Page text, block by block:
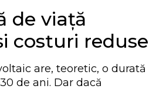
de viață
costuri reduse
are, teoretic, o durată
de ani. Dar dacă